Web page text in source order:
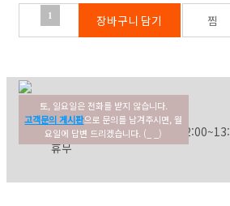
1
토, 일요일은 전화를 받지 않습니다.
고객문의 게시판으로 문의를 남겨주시면, 월
요일에 답변 드리겠습니다. (_ _)
고객센터 02-354-3022
평일: 09:30~17:30 (점심:
휴무